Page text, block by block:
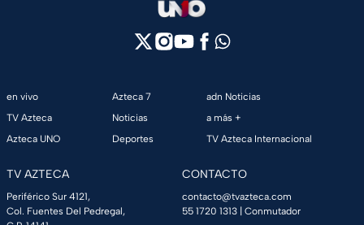
en vivo
TV Azteca
Azteca UNO
Azteca 7
Noticias
Deportes
adn Noticias
a más +
TV Azteca Internacional
TV AZTECA
Periférico Sur 4121,
Col. Fuentes Del Pedregal,
CONTACTO
contacto@tvazteca.com
55 1720 1313 | Conmutador